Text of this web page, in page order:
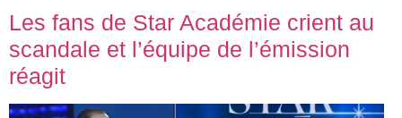
Les fans de Star Académie crient au
scandale et l’équipe de l’émission
réagit